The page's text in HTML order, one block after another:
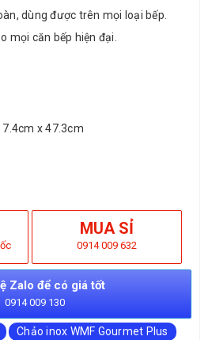
dùng được trên mọi loại bếp.
mọi căn bếp hiện đại.
x 47.3cm
MUA SỈ
0914 009 632
Zalo để có giá tốt
0914 009 130
Chảo inox WMF Gourmet Plus